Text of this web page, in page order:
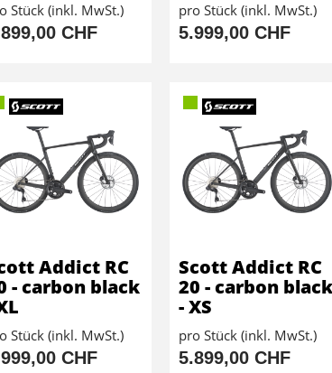
Stück (inkl. MwSt.)
CHF
pro Stück (inkl. MwSt.)
5.999,00 CHF
Addict RC
- carbon black
Stück (inkl. MwSt.)
CHF
Scott Addict RC
20 - carbon black
- XS
pro Stück (inkl. MwSt.)
5.899,00 CHF